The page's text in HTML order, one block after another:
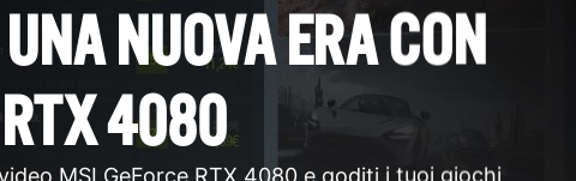
NUOVA ERA CON
RTX 4080
MSI GeForce RTX 4080 e goditi i tuoi giochi